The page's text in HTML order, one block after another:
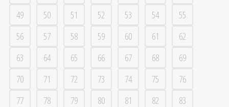
49
50 51 52 53 54
55
56
57 58 59 60 61
62
63
64 65 66 67 68
69
70
71 72 73 74 75
76
77
78 79 80 81 82
83